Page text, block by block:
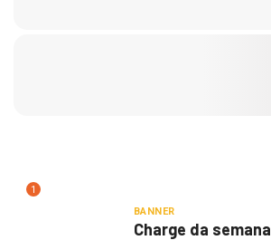
1
BANNER
Charge da semana